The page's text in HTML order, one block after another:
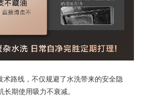
路线，不仅规避了水洗带来的安全隐
长期使用吸力不衰减。